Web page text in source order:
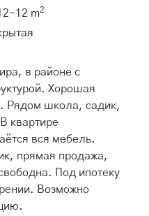
12 m2
в районе с
Хорошая
Рядом школа, садик,
квартире
вся мебель.
прямая продажа,
Под ипотеку
Возможно